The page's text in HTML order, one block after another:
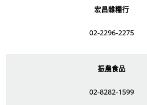
宏昌雜糧行
02-2296-2275
振農食品
02-8282-1599